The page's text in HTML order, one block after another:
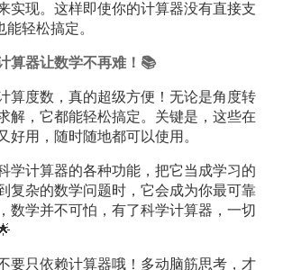
实现。这样即使你的计算器没有直接支
轻松搞定。
算器让数学不再难！📚
算度数，真的超级方便！无论是角度转
解，它都能轻松搞定。关键是，这些在
好用，随时随地都可以使用。
学计算器的各种功能，把它当成学习的
复杂的数学问题时，它会成为你最可靠
数学并不可怕，有了科学计算器，一切
要只依赖计算器哦！多动脑筋思考，才